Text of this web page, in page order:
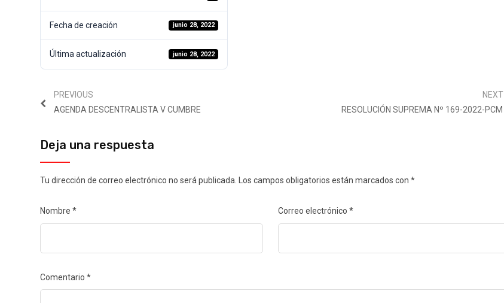
Fecha de creación junio 28, 2022
Última actualización junio 28, 2022
PREVIOUS
AGENDA DESCENTRALISTA V CUMBRE
NEXT
RESOLUCIÓN SUPREMA Nº 169-2022-PCM
Deja una respuesta
Tu dirección de correo electrónico no será publicada. Los campos obligatorios están marcados con *
Nombre * Correo electrónico*
Comentario *